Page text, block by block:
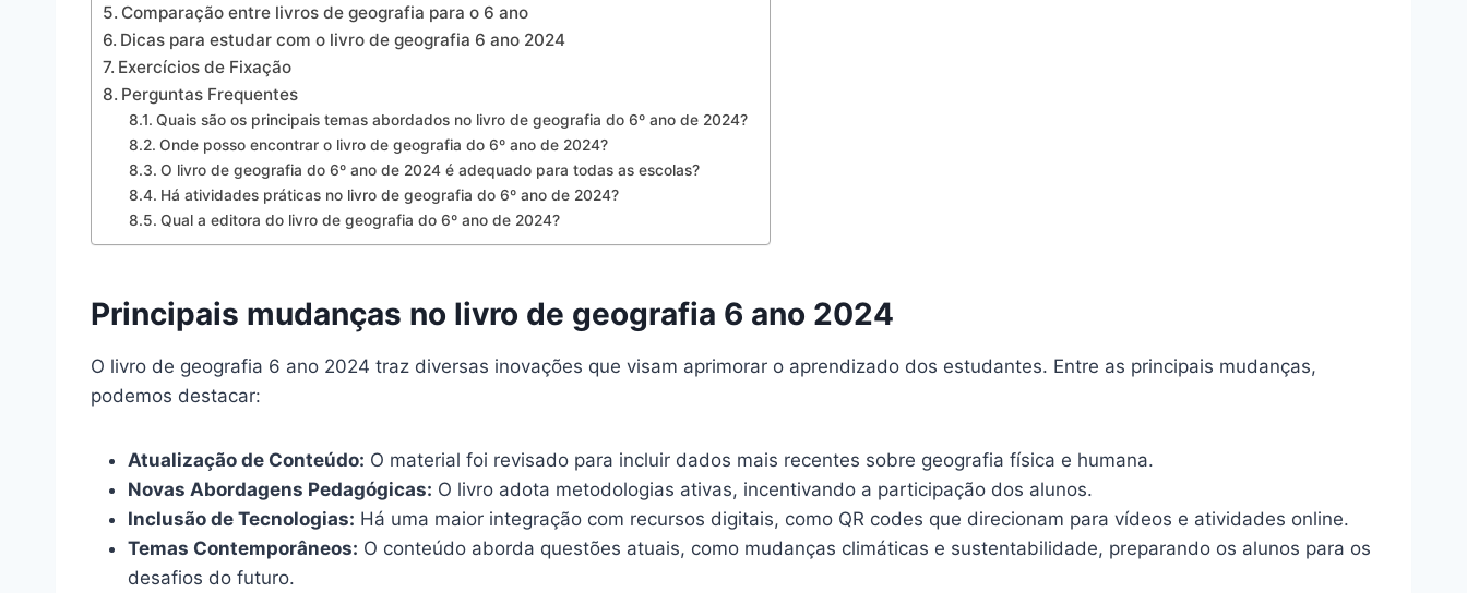
Comparação entre livros de geografia para o 6 ano
Dicas para estudar com o livro de geografia 6 ano 2024
Exercícios de Fixação
Perguntas Frequentes
Quais são os principais temas abordados no livro de geografia do 6º ano de 2024?
Onde posso encontrar o livro de geografia do 6º ano de 2024?
O livro de geografia do 6º ano de 2024 é adequado para todas as escolas?
Há atividades práticas no livro de geografia do 6º ano de 2024?
Qual a editora do livro de geografia do 6º ano de 2024?
Principais mudanças no livro de geografia 6 ano 2024
O livro de geografia 6 ano 2024 traz diversas inovações que visam aprimorar o aprendizado dos estudantes. Entre as principais mudanças,
podemos destacar:
Atualização de Conteúdo: O material foi revisado para incluir dados mais recentes sobre geografia física e humana.
Novas Abordagens Pedagógicas: O livro adota metodologias ativas, incentivando a participação dos alunos.
Inclusão de Tecnologias: Há uma maior integração com recursos digitais, como QR codes que direcionam para vídeos e atividades online.
Temas Contemporâneos: O conteúdo aborda questões atuais, como mudanças climáticas e sustentabilidade, preparando os alunos para os
desafios do futuro.